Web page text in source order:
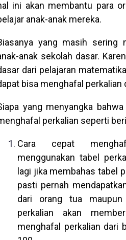
ini akan membantu para
anak-anak mereka.
yang masih sering
anak sekolah dasar.
dari pelajaran
bisa menghafal perkalian
yang menyangka
perkalian seperti
Cara cepat
menggunakan tabel
lagi jika membahas tabel
pasti pernah
dari orang tua
perkalian akan
menghafal perkalian dari